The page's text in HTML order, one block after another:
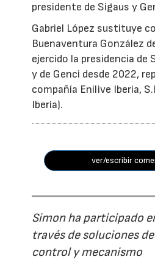
presidente de Sigaus y
Gabriel López sustituye
Buenaventura González
ejercido la presidencia de
y de Genci desde 2022,
compañía Enilive Iberia,
Iberia).
ver/escribir
Simon ha participado
través de soluciones
control y mecanismo